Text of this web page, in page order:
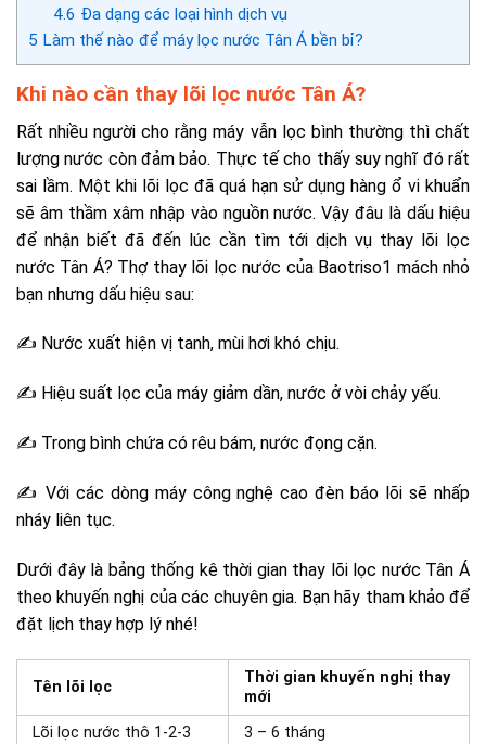
4.6 Đa dạng các loại hình dịch vụ
5 Làm thế nào để máy lọc nước Tân Á bền bỉ?
Khi nào cần thay lõi lọc nước Tân Á?
Rất nhiều người cho rằng máy vẫn lọc bình thường thì chất
lượng nước còn đảm bảo. Thực tế cho thấy suy nghĩ đó rất
sai lầm. Một khi lõi lọc đã quá hạn sử dụng hàng ổ vi khuẩn
sẽ âm thầm xâm nhập vào nguồn nước. Vậy đâu là dấu hiệu
để nhận biết đã đến lúc cần tìm tới dịch vụ thay lõi lọc
nước Tân Á? Thợ thay lõi lọc nước của Baotriso1 mách nhỏ
bạn nhưng dấu hiệu sau:
✍ Nước xuất hiện vị tanh, mùi hơi khó chịu.
✍ Hiệu suất lọc của máy giảm dần, nước ở vòi chảy yếu.
✍ Trong bình chứa có rêu bám, nước đọng cặn.
✍ Với các dòng máy công nghệ cao đèn báo lõi sẽ nhấp
nháy liên tục.
Dưới đây là bảng thống kê thời gian thay lõi lọc nước Tân Á
theo khuyến nghị của các chuyên gia. Bạn hãy tham khảo để
đặt lịch thay hợp lý nhé!
Tên lõi lọc
Thời gian khuyến nghị thay
mới
Lõi lọc nước thô 1-2-3
3 – 6 tháng